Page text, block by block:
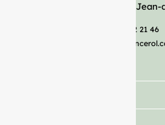
33127 Saint-Jean-
05 57 92 21 46